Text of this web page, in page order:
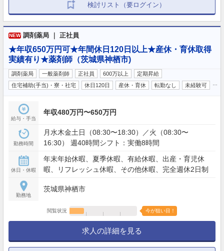
検討リスト（要ログイン）
NEW 調剤薬局 ｜ 正社員
★年収650万円可★年間休日120日以上★産休・育休取得
実績有り★薬剤師（茨城県神栖市)
調剤薬局 一般薬剤師 正社員 600万以上
定期昇給
住宅補助(手当)・寮・社宅
休日120日 産休・育休 転勤なし 未経験可
給与・手当
年収480万円〜650万円
勤務時間
月水木金土日（08:30〜18:30）／火（08:30〜
16:30） 週40時間シフト：実働8時間
休日・休暇
年末年始休暇、夏季休暇、有給休暇、出産・育児休
暇、リフレッシュ休暇、その他休暇、完全週休2日制
勤務地
茨城県神栖市
閲覧状況 今が狙い目！
求人の詳細を見る